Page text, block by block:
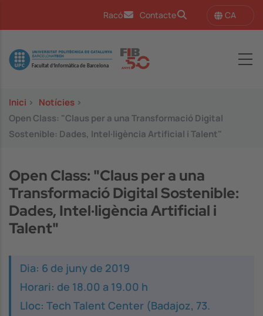
Racó Contacte CA
Image
Inici > Notícies >
Open Class: "Claus per a una Transformació Digital
Sostenible: Dades, Intel·ligència Artificial i Talent"
Open Class: "Claus per a una
Transformació Digital Sostenible:
Dades, Intel·ligència Artificial i
Talent"
Dia: 6 de juny de 2019
Horari: de 18.00 a 19.00 h
Lloc: Tech Talent Center (Badajoz, 73.